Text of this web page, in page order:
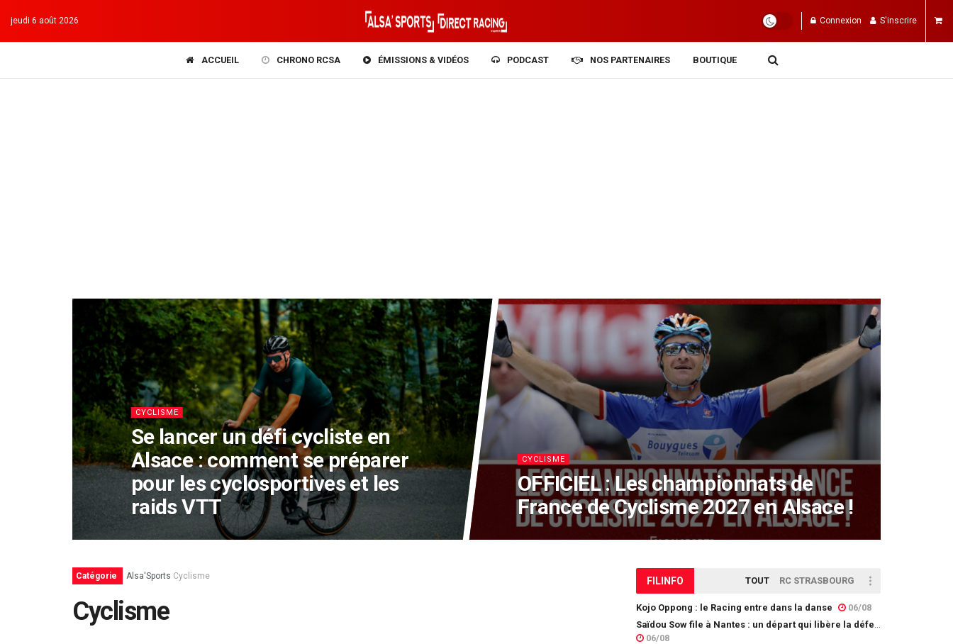
jeudi 6 août 2026 Connexion S'inscrire
ACCUEIL CHRONO RCSA ÉMISSIONS & VIDÉOS PODCAST NOS PARTENAIRES BOUTIQUE
CYCLISME
Se lancer un défi cycliste en
Alsace : comment se préparer
pour les cyclosportives et les
raids VTT
CYCLISME
OFFICIEL : Les championnats de
France de Cyclisme 2027 en Alsace !
Catégorie Alsa'Sports Cyclisme
Cyclisme
FIL INFO TOUT RC STRASBOURG
Kojo Oppong : le Racing entre dans la danse 06/08
06/08